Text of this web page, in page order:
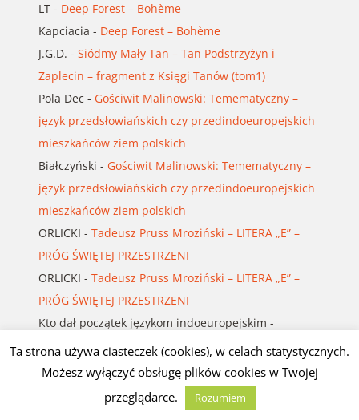
LT- Deep Forest – Bohème
Kapciacia - Deep Forest – Bohème
J.G.D. - Siódmy Mały Tan – Tan Podstrzyżyn i
Zaplecin – fragment z Księgi Tanów (tom1)
Pola Dec - Gościwit Malinowski: Temematyczny –
język przedsłowiańskich czy przedindoeuropejskich
mieszkańców ziem polskich
Białczyński - Gościwit Malinowski: Temematyczny –
język przedsłowiańskich czy przedindoeuropejskich
mieszkańców ziem polskich
ORLICKI - Tadeusz Pruss Mroziński – LITERA „E” –
PRÓG ŚWIĘTEJ PRZESTRZENI
ORLICKI - Tadeusz Pruss Mroziński – LITERA „E” –
PRÓG ŚWIĘTEJ PRZESTRZENI
Kto dał początek językom indoeuropejskim -
Gościwit Malinowski: Temematyczny – język
przedsłowiańskich czy przedindoeuropejskich
mieszkańców ziem polskich
Ta strona używa ciasteczek (cookies), w celach statystycznych.
Możesz wyłączyć obsługę plików cookies w Twojej
przeglądarce.
Rozumiem